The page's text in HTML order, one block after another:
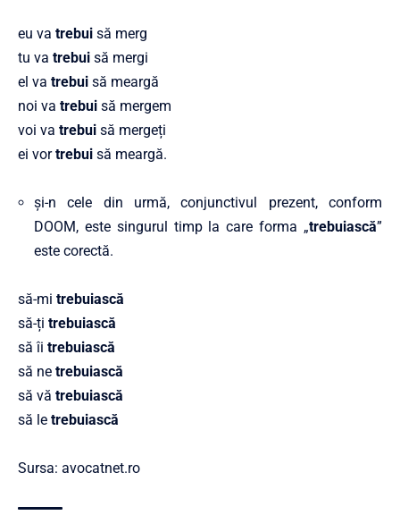
eu va trebui să merg
tu va trebui să mergi
el va trebui să meargă
noi va trebui să mergem
voi va trebui să mergeți
ei vortrebui să meargă.
și-n cele din urmă, conjunctivul prezent, conform
DOOM, este singurul timp la care forma „trebuiască”
este corectă.
să-mi trebuiască
să-ți trebuiască
să îi trebuiască
să ne trebuiască
să vă trebuiască
să le trebuiască
Sursa: avocatnet.ro